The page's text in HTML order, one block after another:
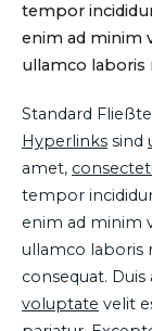
tempor
enim ad minim
ullamco laboris
Standard
Hyperlinks sind
amet,
tempor
enim ad minim
ullamco laboris
consequat.
voluptate velit